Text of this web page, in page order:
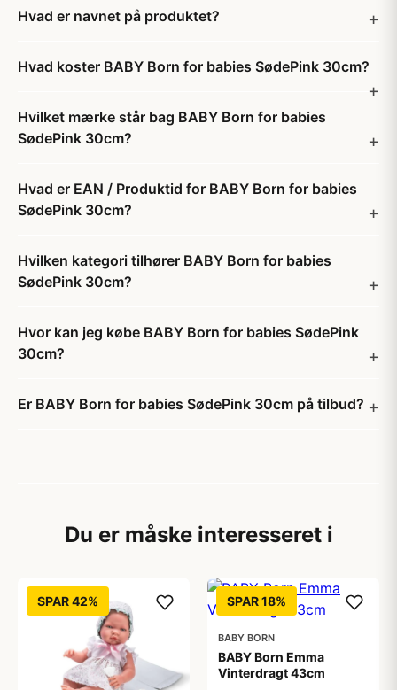
Hvad er navnet på produktet?
Hvad koster BABY Born for babies SødePink 30cm?
Hvilket mærke står bag BABY Born for babies
SødePink 30cm?
Hvad er EAN / Produktid for BABY Born for babies
SødePink 30cm?
Hvilken kategori tilhører BABY Born for babies
SødePink 30cm?
Hvor kan jeg købe BABY Born for babies SødePink
30cm?
Er BABY Born for babies SødePink 30cm på tilbud?
Du er måske interesseret i
SPAR 42% SPAR 18%
BABY BORN
BABY Born Emma
Vinterdragt 43cm